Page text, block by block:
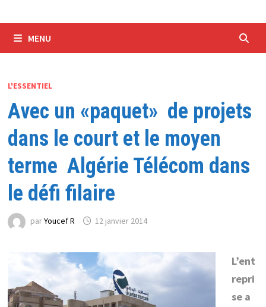
MENU
L'ESSENTIEL
Avec un «paquet» de projets
dans le court et le moyen
terme Algérie Télécom dans
le défi filaire
parYoucef R 12 janvier 2014
L’ent
repri
se a